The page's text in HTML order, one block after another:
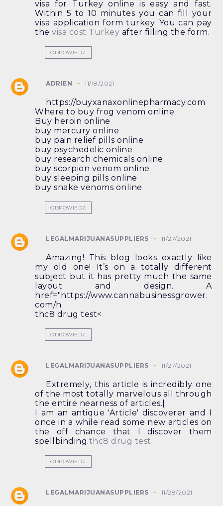
visa for Turkey online is easy and fast.
Within 5 to 10 minutes you can fill your
visa application form turkey. You can pay
thevisa cost Turkey after filling the form.
ODPOWIEDZ
ADRIEN 11/18/2021
https://buyxanaxonlinepharmacy.com
Where to buy frog venom online
Buy heroin online
buy mercury online
buy pain relief pills online
buy psychedelic online
buy research chemicals online
buy scorpion venom online
buy sleeping pills online
buy snake venoms online
ODPOWIEDZ
LEGALMARIJUANASUPPLIERS 11/27/2021
Amazing! This blog looks exactly like
my old one! It’s on a totally different
subject but it has pretty much the same
layout and design. A
href="https://www.cannabusinessgrower.
com/h
thc8 drug test<
ODPOWIEDZ
LEGALMARIJUANASUPPLIERS 11/27/2021
Extremely, this article is incredibly one
of the most totally marvelous all through
the entire nearness of articles.|
I am an antique 'Article' discoverer and I
once in a while read some new articles on
the off chance that I discover them
spellbinding.thc8 drug test
ODPOWIEDZ
LEGALMARIJUANASUPPLIERS 11/28/2021